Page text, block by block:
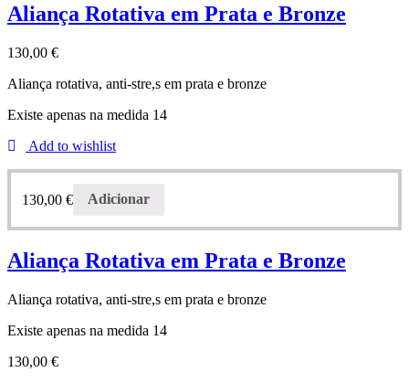
Aliança Rotativa em Prata e Bronze
130,00 €
Aliança rotativa, anti-stre,s em prata e bronze
Existe apenas na medida 14
Add to wishlist
130,00 € Adicionar
Aliança Rotativa em Prata e Bronze
Aliança rotativa, anti-stre,s em prata e bronze
Existe apenas na medida 14
130,00 €